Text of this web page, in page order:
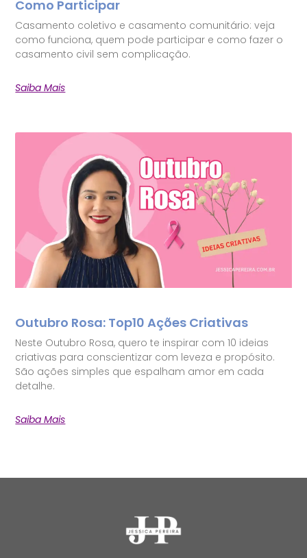
Como Participar
Casamento coletivo e casamento comunitário: veja
como funciona, quem pode participar e como fazer o
casamento civil sem complicação.
Saiba Mais
Outubro Rosa: Top10 Ações Criativas
Neste Outubro Rosa, quero te inspirar com 10 ideias
criativas para conscientizar com leveza e propósito.
São ações simples que espalham amor em cada
detalhe.
Saiba Mais